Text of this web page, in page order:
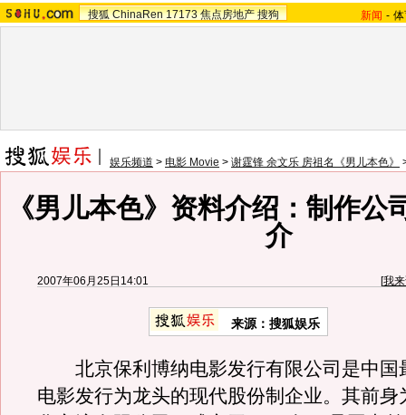
搜狐 ChinaRen 17173 焦点房地产 搜狗 新闻 -
娱乐频道 > 电影 Movie > 谢霆锋 余文乐 房祖名《男儿本色》
《男儿本色》资料介绍：制作公
介
2007年06月25日14:01 [我
来源：搜狐娱乐
北京保利博纳电影发行有限公司是中国
电影发行为龙头的现代股份制企业。其前身